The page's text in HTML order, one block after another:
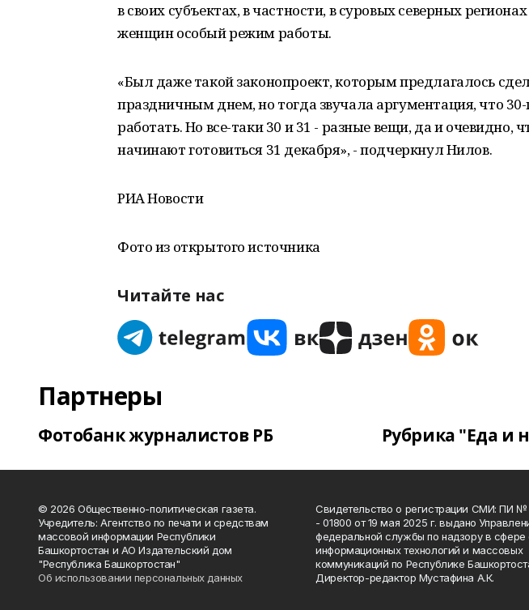
в своих субъектах, в частности, в суровых северных
женщин особый режим работы.
«Был даже такой законопроект, которым предлагалось
праздничным днем, но тогда звучала аргументация, что 30-
работать. Но все-таки 30 и 31 - разные вещи, да и очевидно,
начинают готовиться 31 декабря», - подчеркнул Нилов.
РИА Новости
Фото из открытого источника
Читайте нас
Партнеры
Фотобанк журналистов РБ Рубрика "Еда и
© 2026 Общественно-политическая газета.
Учредитель: Агентство по печати и средствам
массовой информации Республики
Башкортостан и АО Издательский дом
"Республика Башкортостан"
Об использовании персональных данных
Свидетельство о регистрации СМИ: ПИ
- 01800 от 19 мая 2025 г. выдано
федеральной службы по надзору в сфере
информационных технологий и массовых
коммуникаций по Республике
Директор-редактор Мустафина А.К.